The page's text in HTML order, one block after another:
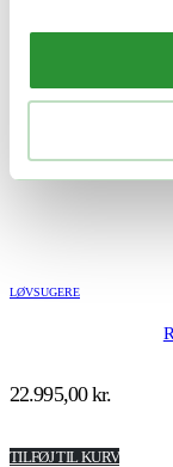
LØVSUGERE
22.995,00kr.
TILFØJ TIL KURV